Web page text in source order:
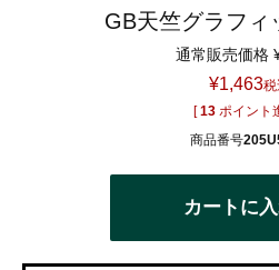
GB天竺グラフィ
通常販売価格
¥1,463税
[ 13 ポイント
商品番号
カートに